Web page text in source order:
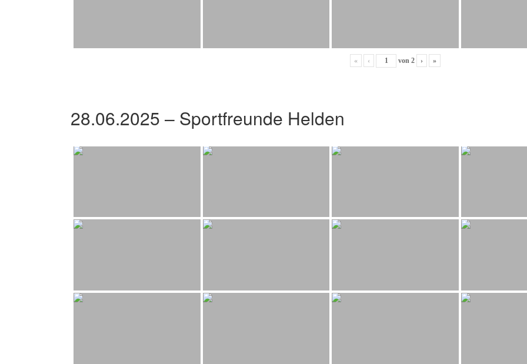
« ‹ von 2 › »
28.06.2025 – Sportfreunde Helden